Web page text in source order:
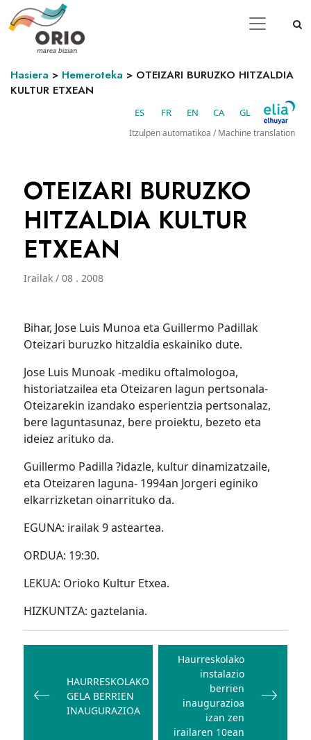
Hasiera > Hemeroteka > OTEIZARI BURUZKO HITZALDIA
KULTUR ETXEAN
ES FR EN CA GL
Itzulpen automatikoa / Machine translation
OTEIZARI BURUZKO
HITZALDIA KULTUR
ETXEAN
Irailak / 08 . 2008
Bihar, Jose Luis Munoa eta Guillermo Padillak
Oteizari buruzko hitzaldia eskainiko dute.
Jose Luis Munoak -mediku oftalmologoa,
historiatzailea eta Oteizaren lagun pertsonala-
Oteizarekin izandako esperientzia pertsonalaz,
bere laguntasunaz, bere proiektu, bezeto eta
ideiez arituko da.
Guillermo Padilla ?idazle, kultur dinamizatzaile,
eta Oteizaren laguna- 1994an Jorgeri eginiko
elkarrizketan oinarrituko da.
EGUNA: irailak 9 asteartea.
ORDUA: 19:30.
LEKUA: Orioko Kultur Etxea.
HIZKUNTZA: gaztelania.
Bidalketetan
nabigatuHAURRESKOLAKO
GELA BERRIEN
INAUGURAZIOA
Haurreskolako
instalazio
berrien
inaugurazioa
izan zen
irailaren 10ean